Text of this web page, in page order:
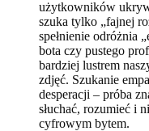
użytkowników
szuka tylko „fajnej
spełnienie odróżnia
bota czy pustego
bardziej lustrem
zdjęć. Szukanie
desperacji – próba
słuchać, rozumieć i
cyfrowym bytem.